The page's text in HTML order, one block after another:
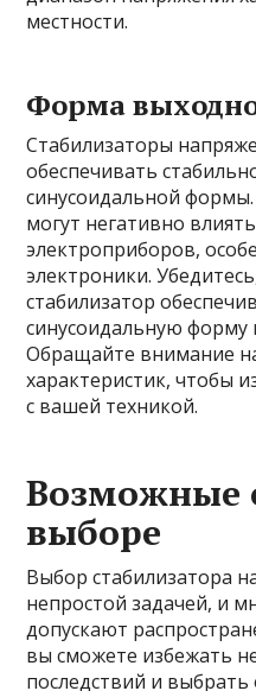
местности.
Форма
Стабилизаторы
обеспечивать
синусоидальной
могут негативно
электроприборов,
электроники.
стабилизатор
синусоидальную форму
Обращайте внимание
характеристик, чтобы
с вашей техникой.
Возможные
выборе
Выбор стабилизатора
непростой задачей, и
допускают
вы сможете избежать
последствий и